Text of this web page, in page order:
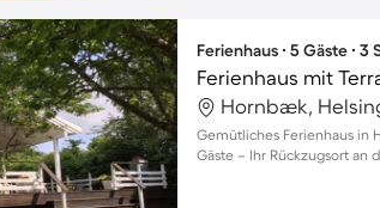
Ferienhaus ∙ 5 Gäste ∙
Ferienhaus mit
Hornbæk,
Gemütliches Ferienhaus in
Gäste – Ihr Rückzugsort an